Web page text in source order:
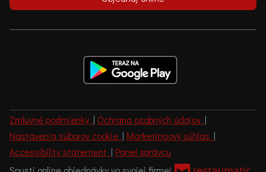
Zmluvné podmienky | Ochrana osobných údajov |
Nastavenia súborov cookie | Marketingový súhlas |
Accessibility statement | Panel správcu